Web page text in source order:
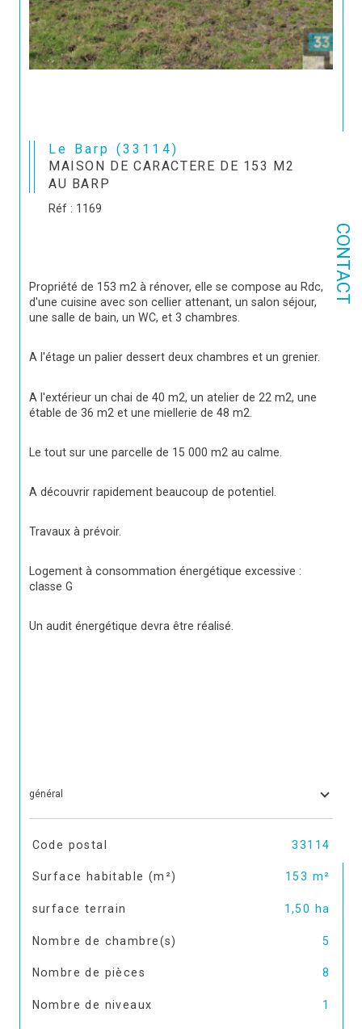
CONTACT
Le Barp (33114)
MAISON DE CARACTERE DE 153 M2
AU BARP
Réf : 1169
Propriété de 153 m2 à rénover, elle se compose au Rdc,
d'une cuisine avec son cellier attenant, un salon séjour,
une salle de bain, un WC, et 3 chambres.
A l'étage un palier dessert deux chambres et un grenier.
A l'extérieur un chai de 40 m2, un atelier de 22 m2, une
étable de 36 m2 et une miellerie de 48 m2.
Le tout sur une parcelle de 15 000 m2 au calme.
A découvrir rapidement beaucoup de potentiel.
Travaux à prévoir.
Logement à consommation énergétique excessive :
classe G
Un audit énergétique devra être réalisé.
général
TRAD_SIROCCO_Caracteristique
Code postal 33114
Surface habitable (m²) 153 m²
surface terrain 1,50 ha
Nombre de chambre(s) 5
Nombre de pièces 8
Nombre de niveaux 1